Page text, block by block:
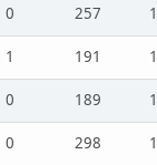
0 257
1 191
0 189
0 298